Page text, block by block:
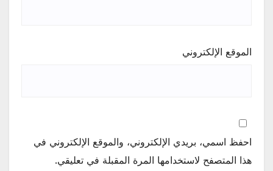
الموقع الإلكتروني
احفظ اسمي، بريدي الإلكتروني، والموقع الإلكتروني في
هذا المتصفح لاستخدامها المرة المقبلة في تعليقي.